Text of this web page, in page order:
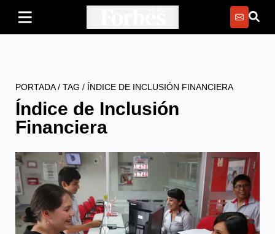
PORTADA/ TAG / ÍNDICE DE INCLUSIÓN FINANCIERA
Índice de Inclusión
Financiera